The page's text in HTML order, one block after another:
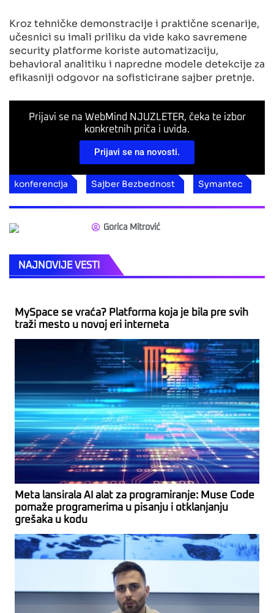
Kroz tehničke demonstracije i praktične scenarije,
učesnici su imali priliku da vide kako savremene
security platforme koriste automatizaciju,
behavioral analitiku i napredne modele detekcije za
efikasniji odgovor na sofisticirane sajber pretnje.
Prijavi se na WebMind NJUZLETER, čeka te izbor
konkretnih priča i uvida.
Prijavi se na novosti.
konferencija Sajber Bezbednost Symantec
Gorica Mitrović
NAJNOVIJE VESTI
MySpace se vraća? Platforma koja je bila pre svih
traži mesto u novoj eri interneta
Meta lansirala AI alat za programiranje: Muse Code
pomaže programerima u pisanju i otklanjanju
grešaka u kodu